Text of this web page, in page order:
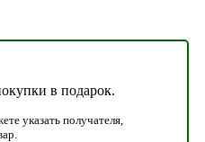
в подарок.
указать получателя,